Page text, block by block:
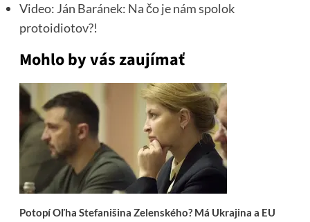
Video: Ján Baránek: Na čo je nám spolok
protoidiotov?!
Mohlo by vás zaujímať
Potopí Oľha Stefanišina Zelenského? Má Ukrajina a EU